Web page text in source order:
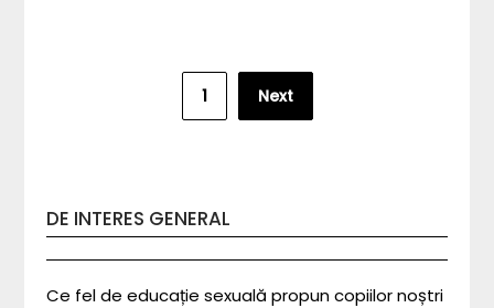
1 Next
DE INTERES GENERAL
Ce fel de educație sexuală propun copiilor noștri